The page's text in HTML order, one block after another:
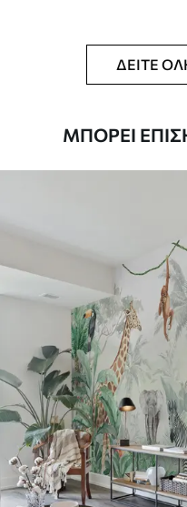
Καθαρισμός
Η
απαλά
Διαθέσιμα υλικά
Στάνταρ
44 .9826.99€/m²
Πρίμιουμ
56.6734.00€/m²
ΔΕΊΤΕ
ΜΠΟΡΕΊ